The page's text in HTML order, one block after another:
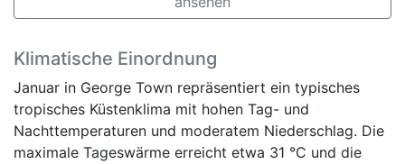
Klimatische Einordnung
Januar in George Town repräsentiert ein typisches
tropisches Küstenklima mit hohen Tag- und
Nachttemperaturen und moderatem Niederschlag. Die
maximale Tageswärme erreicht etwa 31 °C und die